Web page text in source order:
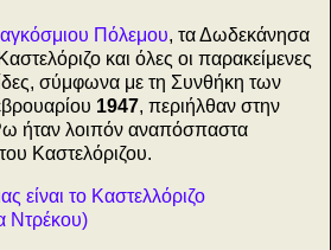
Πόλεμου, τα Δωδεκάνησα
και όλες οι παρακείμενες
σύμφωνα με τη Συνθήκη των
1947, περιήλθαν στην
ήταν λοιπόν αναπόσπαστα
Καστελόριζου.
είναι το Καστελλόριζο
Ντρέκου)